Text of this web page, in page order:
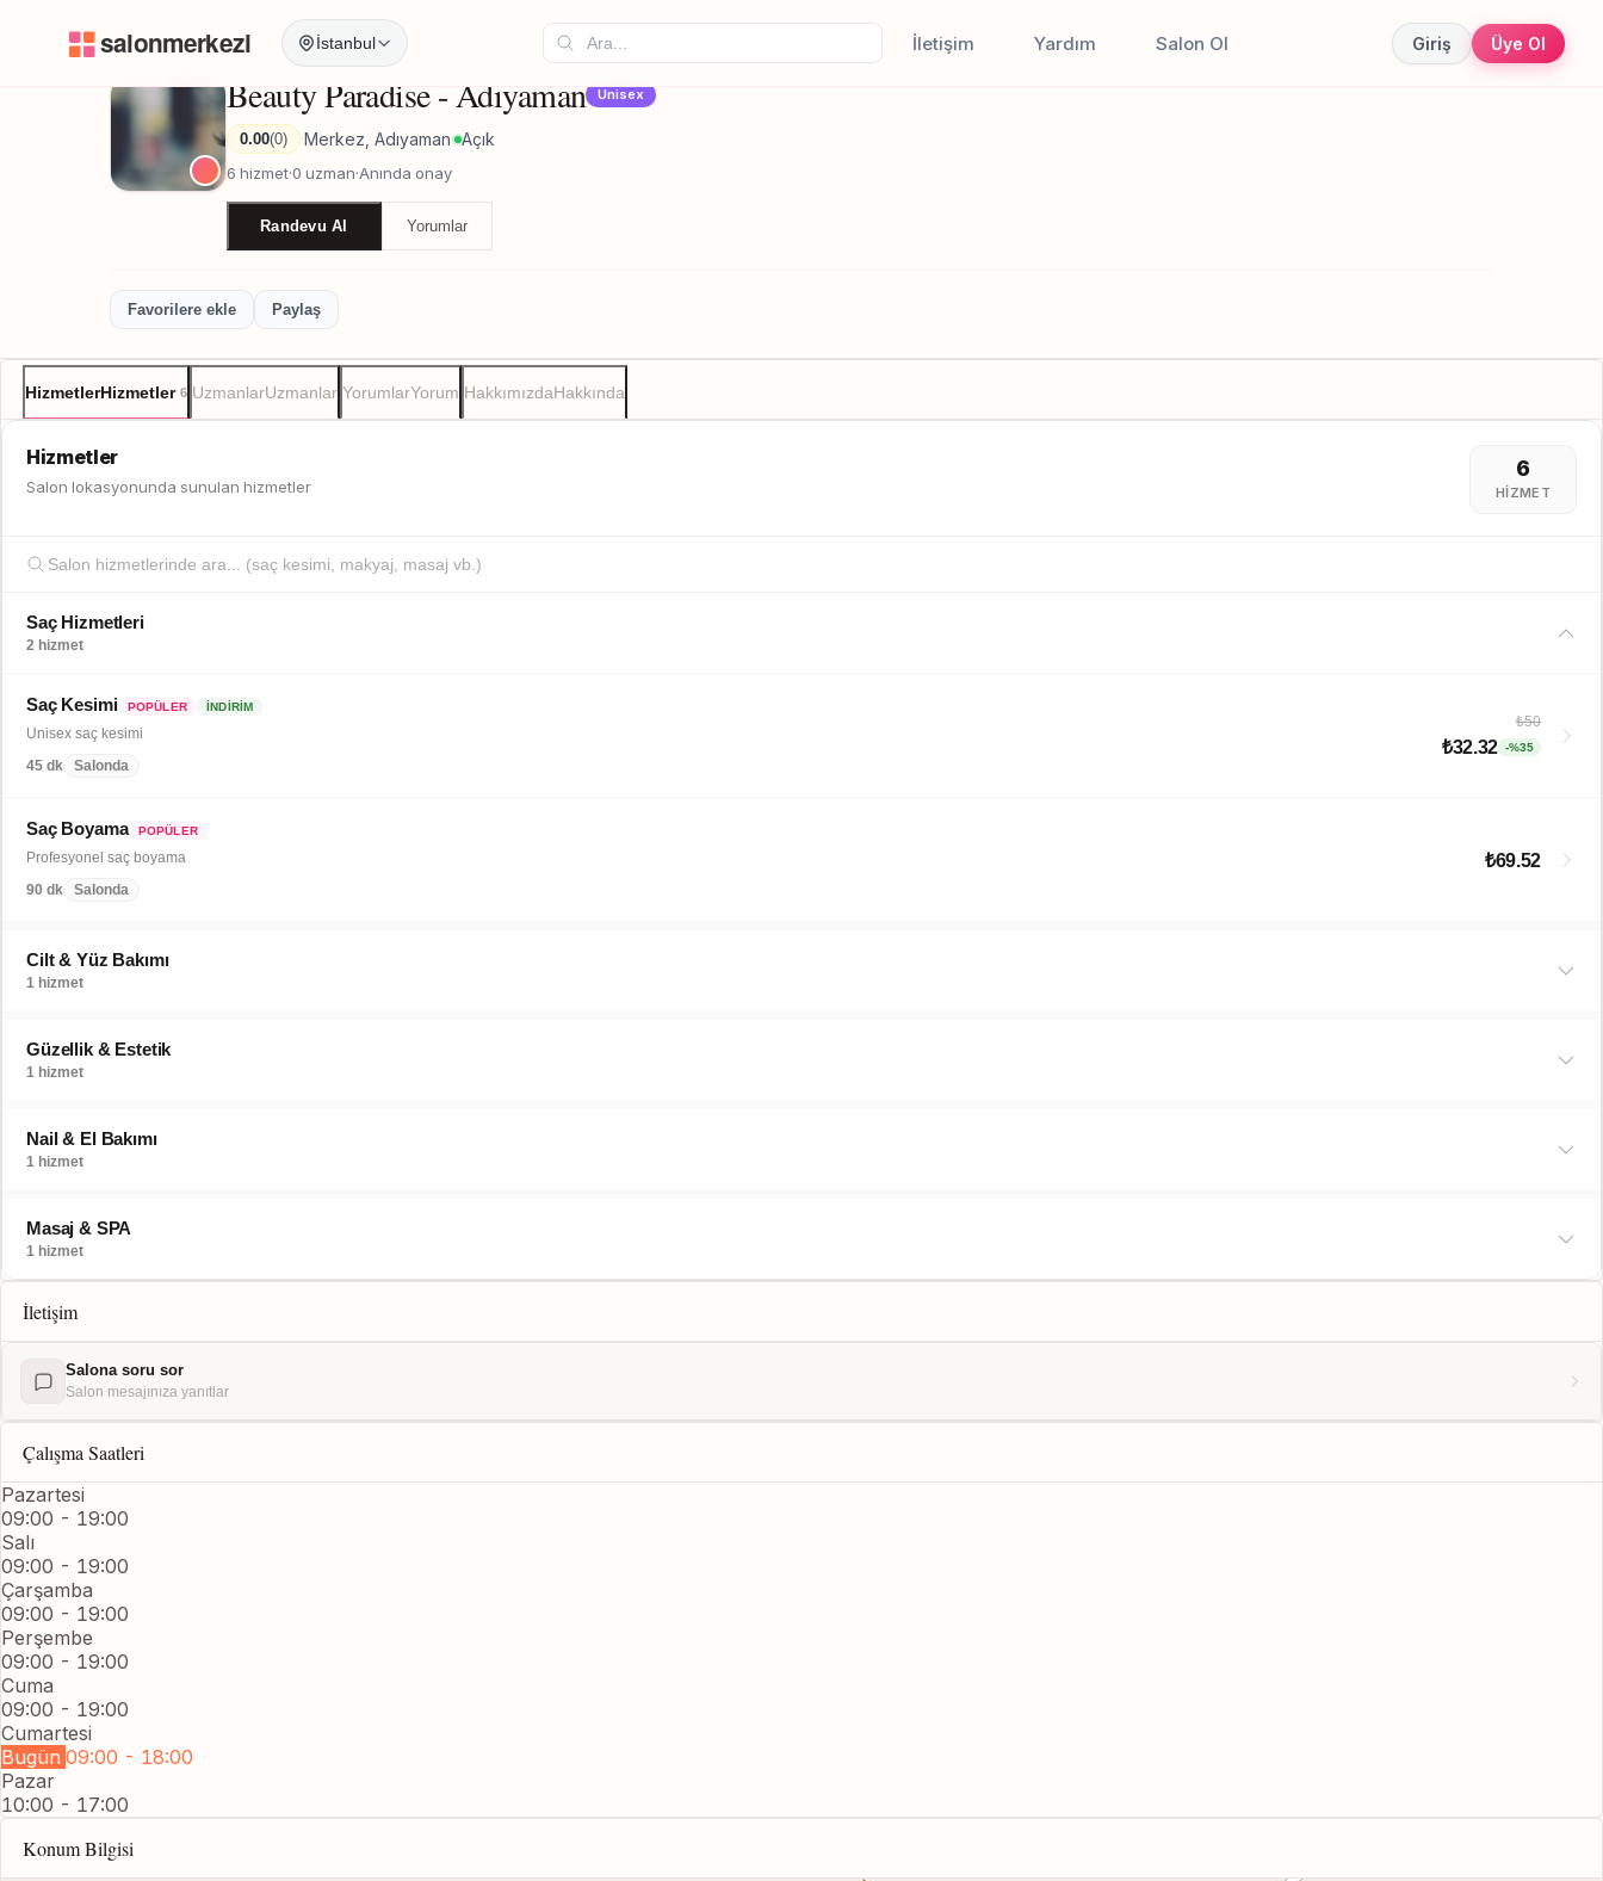
İstanbul İletişim Yardım Salon Ol Giriş Üye Ol
Beauty Paradise - Adıyaman
Beauty Paradise - Adıyaman Unisex
0.00(0) ·Merkez, Adıyaman· Açık
6 hizmet·0 uzman·Anında onay
Randevu Al Yorumlar
Favorilere ekle Paylaş
HizmetlerHizmetler 6 UzmanlarUzmanlar YorumlarYorum HakkımızdaHakkında
Hizmetler
Salon lokasyonunda sunulan hizmetler
6
HIZMET
Saç Hizmetleri
2 hizmet
Saç Kesimi POPÜLER İNDIRIM
Unisex saç kesimi
45 dk
Salonda
₺50
₺32.32 -%35
Saç Boyama POPÜLER
Profesyonel saç boyama
90 dk
Salonda
₺69.52
Cilt & Yüz Bakımı
1 hizmet
Güzellik & Estetik
1 hizmet
Nail & El Bakımı
1 hizmet
Masaj & SPA
1 hizmet
İletişim
Salona soru sor
Salon mesajınıza yanıtlar
Çalışma Saatleri
Pazartesi
09:00 - 19:00
Salı
09:00 - 19:00
Çarşamba
09:00 - 19:00
Perşembe
09:00 - 19:00
Cuma
09:00 - 19:00
Cumartesi
Bugün 09:00 - 18:00
Pazar
10:00 - 17:00
Konum Bilgisi